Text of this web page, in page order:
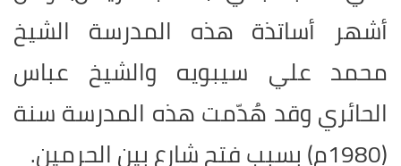
أشهر أساتذة هذه المدرسة الشيخ
محمد علي سيبويه والشيخ عباس
الحائري وقد هُدّمت هذه المدرسة سنة
(1980م) بسبب فتح شارع بين الحرمين.